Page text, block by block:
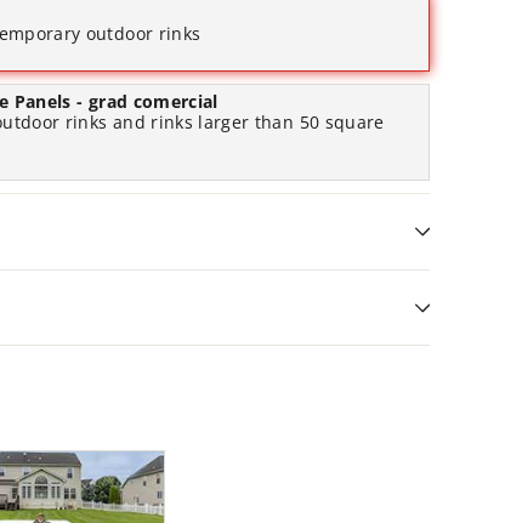
outdoor rinks
Panels - grad comercial
rinks and rinks larger than 50 square